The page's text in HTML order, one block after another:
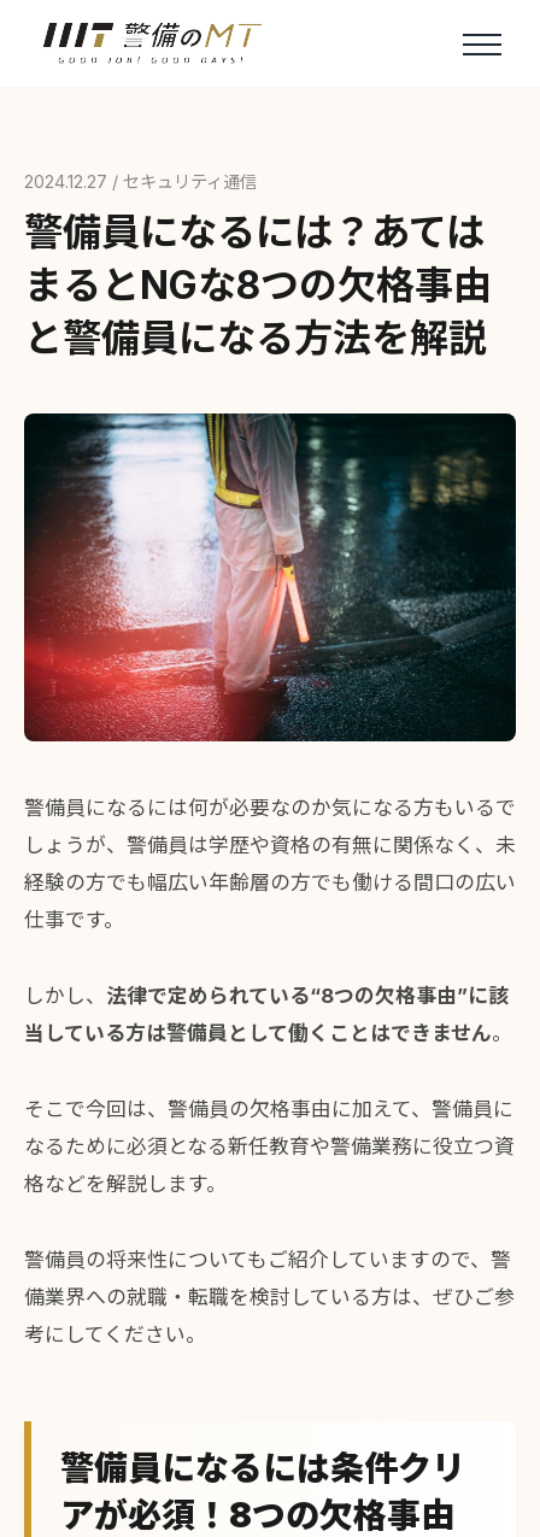
2024.12.27 / セキュリティ通信
警備員になるには？あては
まるとNGな8つの欠格事由
と警備員になる方法を解説
警備員になるには何が必要なのか気になる方もいるで
しょうが、警備員は学歴や資格の有無に関係なく、未
経験の方でも幅広い年齢層の方でも働ける間口の広い
仕事です。
しかし、 法律で定められている“8つの欠格事由”に該
当している方は警備員として働くことはできません。
そこで今回は、警備員の欠格事由に加えて、警備員に
なるために必須となる新任教育や警備業務に役立つ資
格などを解説します。
警備員の将来性についてもご紹介していますので、警
備業界への就職・転職を検討している方は、ぜひご参
考にしてください。
警備員になるには条件クリ
アが必須！8つの欠格事由